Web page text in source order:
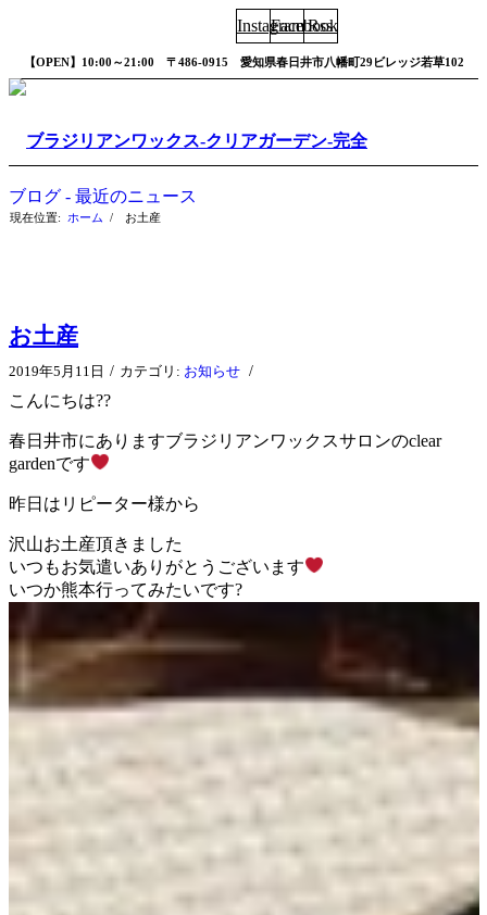
InstagramFacebook
Rss
【OPEN】10:00～21:00 〒486-0915 愛知県春日井市八幡町29ビレッジ若草102
ブログ - 最近のニュース
現在位置: ホーム / お土産
お土産
2019年5月11日 / カテゴリ: お知らせ /
こんにちは??
春日井市にありますブラジリアンワックスサロンのclear
gardenです
昨日はリピーター様から
沢山お土産頂きました
いつもお気遣いありがとうございます
いつか熊本行ってみたいです?